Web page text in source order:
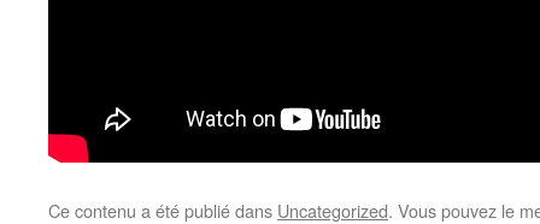
Ce contenu a été publié dans Uncategorized. Vous pouvez le